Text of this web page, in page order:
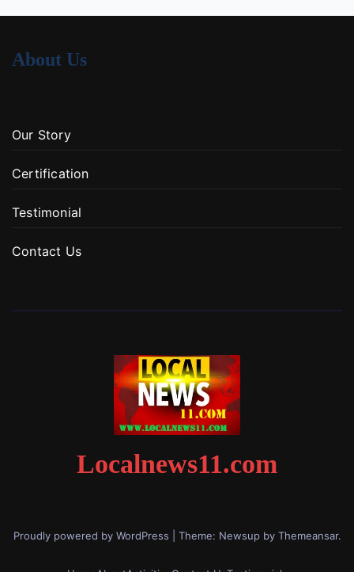
About Us
Our Story
Certification
Testimonial
Contact Us
Localnews11.com
Proudly powered by WordPress Theme: Newsup by Themeansar.